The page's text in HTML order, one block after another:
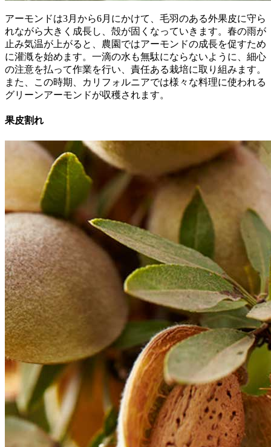
アーモンドは3月から6月にかけて、毛羽のある外果皮に守ら
れながら大きく成長し、殻が固くなっていきます。春の雨が
止み気温が上がると、農園ではアーモンドの成長を促すため
に灌漑を始めます。一滴の水も無駄にならないように、細心
の注意を払って作業を行い、責任ある栽培に取り組みます。
また、この時期、カリフォルニアでは様々な料理に使われる
グリーンアーモンドが収穫されます。
果皮割れ